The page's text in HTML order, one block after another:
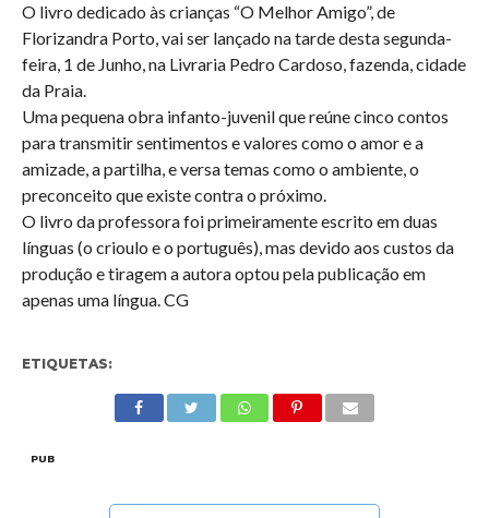
O livro dedicado às crianças “O Melhor Amigo”, de
Florizandra Porto, vai ser lançado na tarde desta segunda-
feira, 1 de Junho, na Livraria Pedro Cardoso, fazenda, cidade
da Praia.
Uma pequena obra infanto-juvenil que reúne cinco contos
para transmitir sentimentos e valores como o amor e a
amizade, a partilha, e versa temas como o ambiente, o
preconceito que existe contra o próximo.
O livro da professora foi primeiramente escrito em duas
línguas (o crioulo e o português), mas devido aos custos da
produção e tiragem a autora optou pela publicação em
apenas uma língua. CG
ETIQUETAS:
PUB